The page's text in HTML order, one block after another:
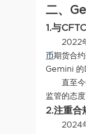
二、
1.与
2022
币期货合
Gemini 的
直至
监管的态
2.注重合
2024